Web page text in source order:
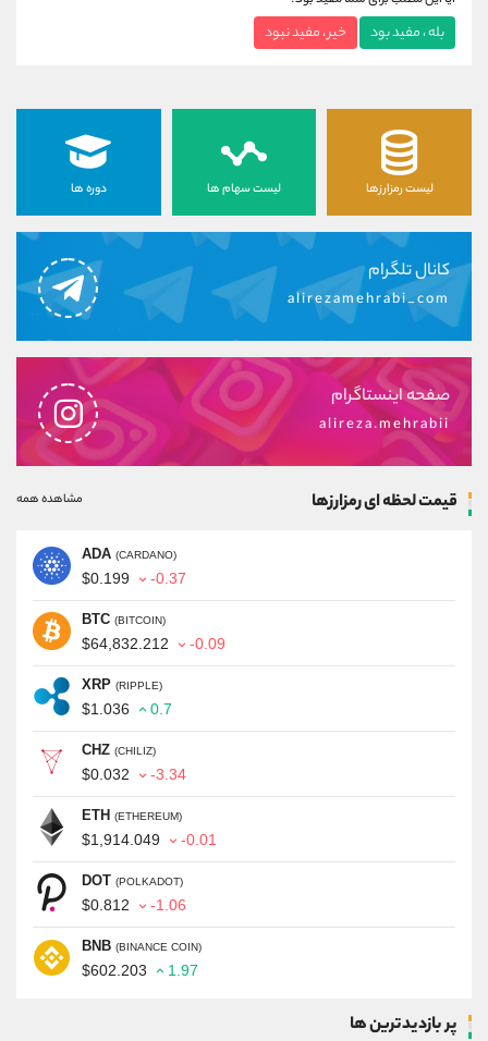
بله ، مفید بود خیر ، مفید نبود
لیست رمزارزها لیست سهام ها دوره ها
کانال تلگرام
alirezamehrabi_com
صفحه اینستاگرام
alireza.mehrabii
قیمت لحظه ای رمزارزها مشاهده همه
ADA (CARDANO)
$0.199 -0.37
BTC (BITCOIN)
$64,832.212 -0.09
XRP (RIPPLE)
$1.036 0.7
CHZ (CHILIZ)
$0.032 -3.34
ETH (ETHEREUM)
$1,914.049 -0.01
DOT (POLKADOT)
$0.812 -1.06
BNB (BINANCE COIN)
$602.203 1.97
پر بازدیدترین ها